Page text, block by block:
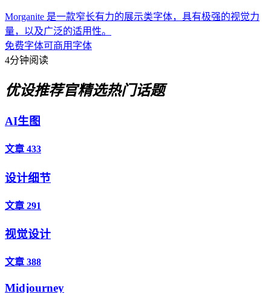
Morganite 是一款窄长有力的展示类字体，具有极强的视觉力
量，以及广泛的适用性。
免费字体可商用字体
4分钟阅读
优设推荐官精选热门话题
AI生图
文章 433
设计细节
文章 291
视觉设计
文章 388
Midjourney